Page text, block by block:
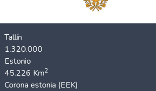
Tallín
1.320.000
Estonio
45.226 Km2
Corona estonia (EEK)